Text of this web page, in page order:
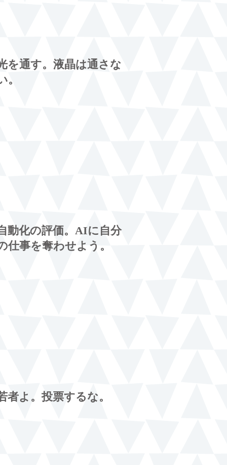
を通す。液晶は通さな
。
動化の評価。AIに自分
仕事を奪わせよう。
者よ。投票するな。